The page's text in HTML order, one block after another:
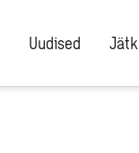
Uudised